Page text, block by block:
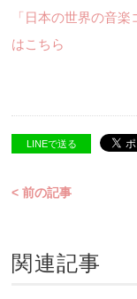
「日本の世界の音
はこちら
LINEで送る
< 前の記事
関連記事